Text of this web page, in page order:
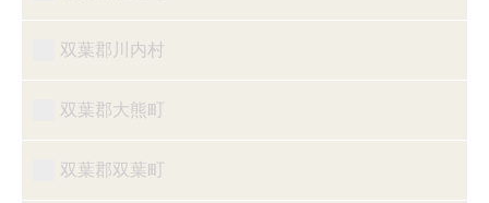
双葉郡川内村
双葉郡大熊町
双葉郡双葉町